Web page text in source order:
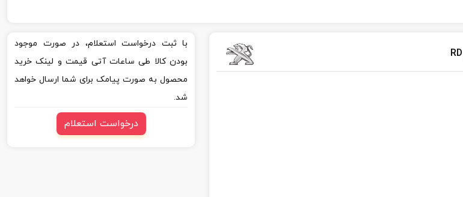
با ثبت درخواست استعلام، در صورت موجود
بودن کالا طی ساعات آتی قیمت و لینک خرید
محصول به صورت پیامک برای شما ارسال خواهد
شد.
درخواست استعلام